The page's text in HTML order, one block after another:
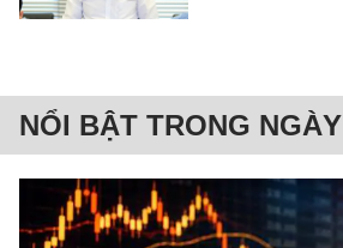
NỔI BẬT TRONG NGÀY